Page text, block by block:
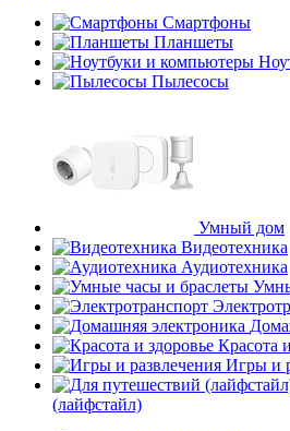
Смартфоны
Планшеты
Пылесосы
Умный дом
Видеотехника
Аудиотехника
Красота
Игры и
(лайфстайл)
недели
plait.ru